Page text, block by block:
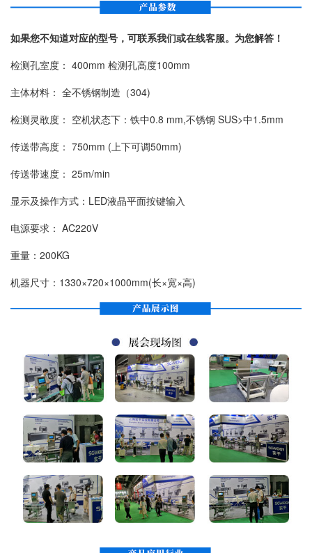
如果您不知道对应的型号，可联系我们或在线客服。为您解答！
检测孔室度： 400mm 检测孔高度100mm
主体材料： 全不锈钢制造（304)
检测灵敢度： 空机状态下：铁中0.8 mm,不锈钢 SUS>中1.5mm
传送带高度： 750mm (上下可调50mm)
传送带速度： 25m/min
显示及操作方式：LED液晶平面按键输入
电源要求： AC220V
重量：200KG
机器尺寸：1330×720×1000mm(长×宽×高)